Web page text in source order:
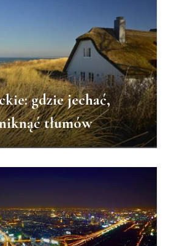
gdzie jechać,
tłumów